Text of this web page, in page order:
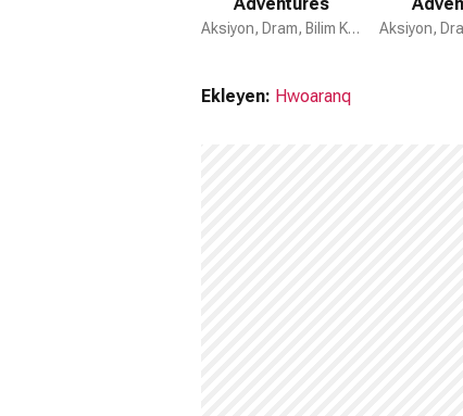
Aksiyon, Dram, Bilim Kurgu
Ekleyen: Hwoaranq